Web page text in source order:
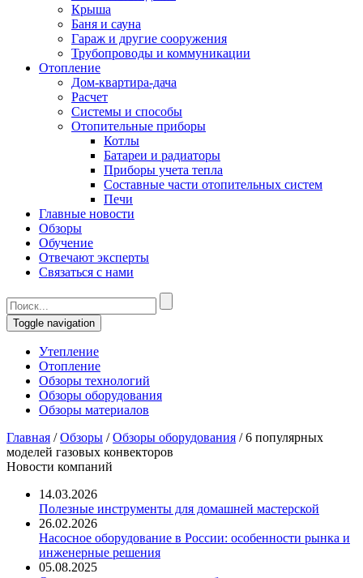
Крыша
Баня и сауна
Гараж и другие сооружения
Трубопроводы и коммуникации
Отопление
Дом-квартира-дача
Расчет
Системы и способы
Отопительные приборы
Котлы
Батареи и радиаторы
Приборы учета тепла
Составные части отопительных систем
Печи
Главные новости
Обзоры
Обучение
Отвечают эксперты
Связаться с нами
Toggle navigation
Утепление
Отопление
Обзоры технологий
Обзоры оборудования
Обзоры материалов
Главная /Обзоры /Обзоры оборудования /6 популярных
моделей газовых конвекторов
Новости компаний
14.03.2026
Полезные инструменты для домашней мастерской
26.02.2026
Насосное оборудование в России: особенности рынка и
инженерные решения
05.08.2025